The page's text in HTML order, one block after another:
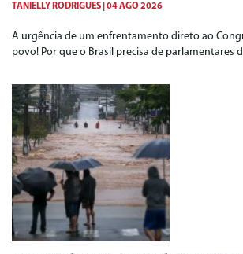
TANIELLY RODRIGUES 04 AGO 2026
A urgência de um enfrentamento direto ao
povo! Por que o Brasil precisa de parlamentares